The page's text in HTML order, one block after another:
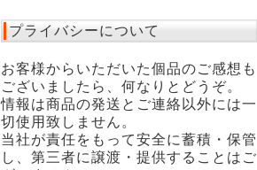
プライバシーについて
お客様からいただいた個品のご感想も
ございましたら、何なりとどうぞ。
情報は商品の発送とご連絡以外には一
切使用致しません。
当社が責任をもって安全に蓄積・保管
し、第三者に譲渡・提供することはご